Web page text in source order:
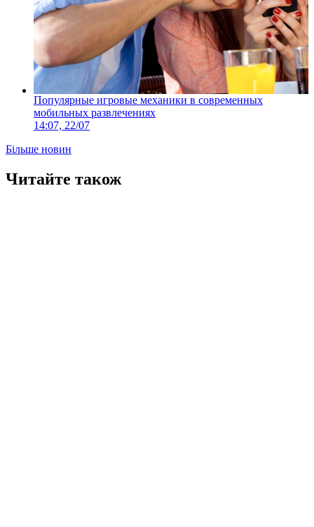
Популярные игровые механики в современных
мобильных развлечениях
14:07, 22/07
Більше новин
Читайте також